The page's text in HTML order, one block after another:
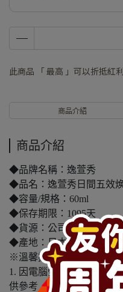
此商品 「 最高 」可以折抵紅利
商品介紹
商品介紹
◆品牌名稱：逸萱秀
◆品名：逸萱秀日間五效
◆容量/規格：60ml
◆保存期限：1095天
◆貨源：公司貨
◆產地：日本
※溫馨提醒：
1. 因電腦螢幕設定及個人
供參考，依實際收到商品